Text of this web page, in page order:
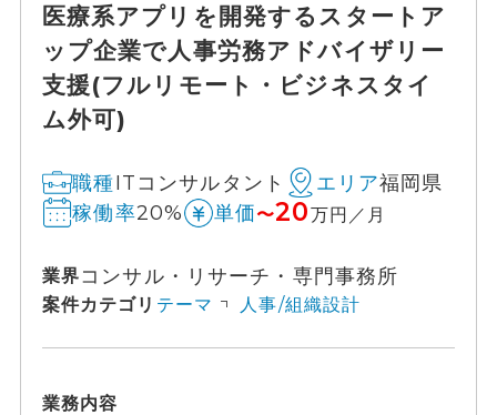
医療系アプリを開発するスタートア
ップ企業で人事労務アドバイザリー
支援(フルリモート・ビジネスタイ
ム外可)
職種ITコンサルタント エリア福岡県
稼働率20% 単価〜20万円／月
業界コンサル・リサーチ・専門事務所
案件カテゴリ テーマ 人事/組織設計
業務内容